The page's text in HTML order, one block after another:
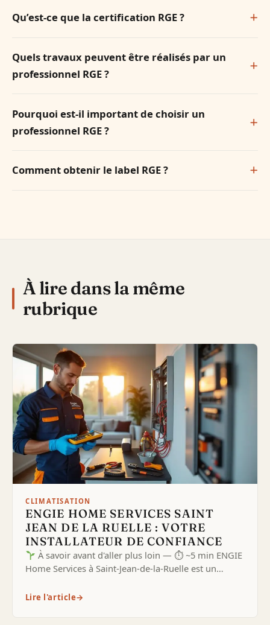
Qu’est-ce que la certification RGE ?
Quels travaux peuvent être réalisés par un
professionnel RGE ?
Pourquoi est-il important de choisir un
professionnel RGE ?
Comment obtenir le label RGE ?
À lire dans la même
rubrique
CLIMATISATION
ENGIE HOME SERVICES SAINT
JEAN DE LA RUELLE : VOTRE
INSTALLATEUR DE CONFIANCE
À savoir avant d'aller plus loin — ⏱ ~5 min ENGIE
Home Services à Saint-Jean-de-la-Ruelle est un…
Lire l'article→